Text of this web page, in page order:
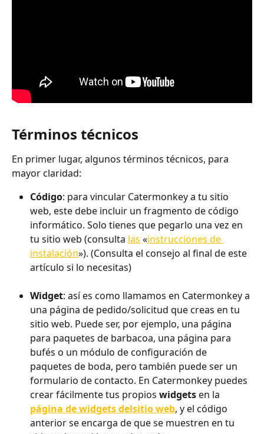
Términos técnicos
En primer lugar, algunos términos técnicos, para
mayor claridad:
Código: para vincular Catermonkey a tu sitio
web, este debe incluir un fragmento de código
informático. Solo tienes que pegarlo una vez en
tu sitio web (consulta las «instrucciones de
instalación»). (Consulta el consejo al final de este
artículo si lo necesitas)
Widget: así es como llamamos en Catermonkey a
una página de pedido/solicitud que creas en tu
sitio web. Puede ser, por ejemplo, una página
para paquetes de barbacoa, una página para
bufés o un módulo de configuración de
paquetes de boda, pero también puede ser un
formulario de contacto. En Catermonkey puedes
crear fácilmente tus propios widgets en la
página de widgets delsitio web, y el código
anterior se encarga de que se muestren en tu